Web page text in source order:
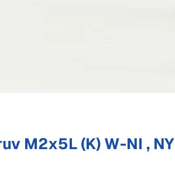
M2x5L (K) W-NI , NY